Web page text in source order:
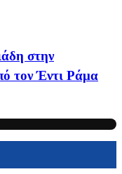
στην
τον Έντι Ράμα